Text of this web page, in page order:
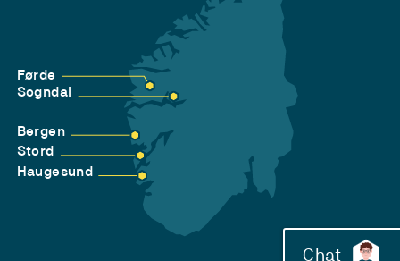
Førde
Sogndal
Bergen
Stord
Haugesund
Chat